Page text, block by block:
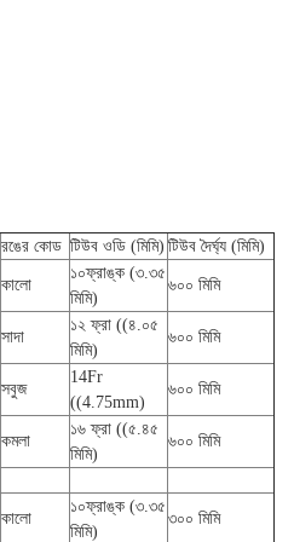
রঙের কোড টিউব ওডি (মিমি) টিউব দৈর্ঘ্য (মিমি)
কালো
১০ফ্রাঙ্ক (৩.৩৫
মিমি)
৬০০ মিমি
সাদা
১২ ফ্রা ((৪.০৫
মিমি)
৬০০ মিমি
সবুজ
14Fr
((4.75mm)
৬০০ মিমি
কমলা
১৬ ফ্রা ((৫.৪৫
মিমি)
৬০০ মিমি
কালো
১০ফ্রাঙ্ক (৩.৩৫
মিমি)
৩০০ মিমি